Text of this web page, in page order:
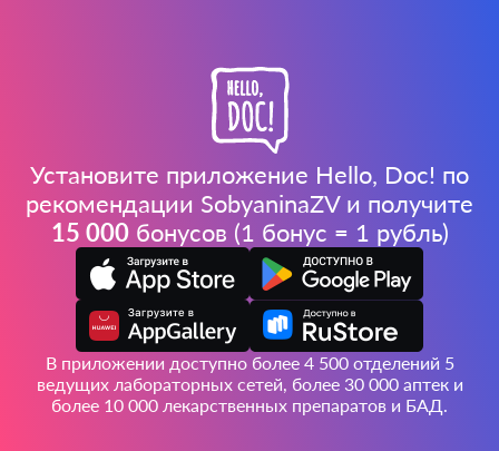
Установите приложение Hello, Doc! по
рекомендации SobyaninaZV и получите
15 000бонусов (1 бонус = 1 рубль)
В приложении доступно более 4 500 отделений 5
ведущих лабораторных сетей, более 30 000 аптек и
более 10 000 лекарственных препаратов и БАД.